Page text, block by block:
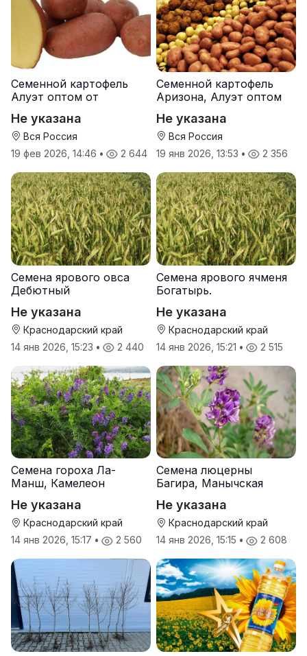
Семенной картофель
Алуэт оптом от
Не указана
Вся Россия
19 фев 2026, 14:46 • 2 644
Семенной картофель
Аризона, Алуэт оптом
Не указана
Вся Россия
19 янв 2026, 13:53 • 2 356
Семена ярового овса
Дебютный
Не указана
Краснодарский край
14 янв 2026, 15:23 • 2 440
Семена ярового ячменя
Богатырь.
Не указана
Краснодарский край
14 янв 2026, 15:21 • 2 515
Семена гороха Ла-
Манш, Камелеон
Не указана
Краснодарский край
14 янв 2026, 15:17 • 2 560
Семена люцерны
Багира, Манычская
Не указана
Краснодарский край
14 янв 2026, 15:15 • 2 608